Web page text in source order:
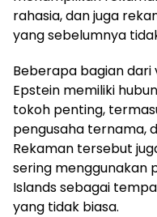
rahasia, dan juga
yang sebelumnya
Beberapa bagian dari
Epstein memiliki
tokoh penting,
pengusaha ternama,
Rekaman tersebut
sering menggunakan
Islands sebagai
yang tidak biasa.